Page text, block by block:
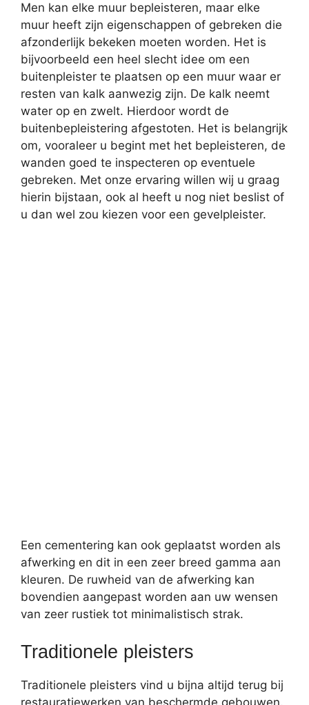
Men kan elke muur bepleisteren, maar elke
muur heeft zijn eigenschappen of gebreken die
afzonderlijk bekeken moeten worden. Het is
bijvoorbeeld een heel slecht idee om een
buitenpleister te plaatsen op een muur waar er
resten van kalk aanwezig zijn. De kalk neemt
water op en zwelt. Hierdoor wordt de
buitenbepleistering afgestoten. Het is belangrijk
om, vooraleer u begint met het bepleisteren, de
wanden goed te inspecteren op eventuele
gebreken. Met onze ervaring willen wij u graag
hierin bijstaan, ook al heeft u nog niet beslist of
u dan wel zou kiezen voor een gevelpleister.
Een cementering kan ook geplaatst worden als
afwerking en dit in een zeer breed gamma aan
kleuren. De ruwheid van de afwerking kan
bovendien aangepast worden aan uw wensen
van zeer rustiek tot minimalistisch strak.
Traditionele pleisters
Traditionele pleisters vind u bijna altijd terug bij
restauratiewerken van beschermde gebouwen.